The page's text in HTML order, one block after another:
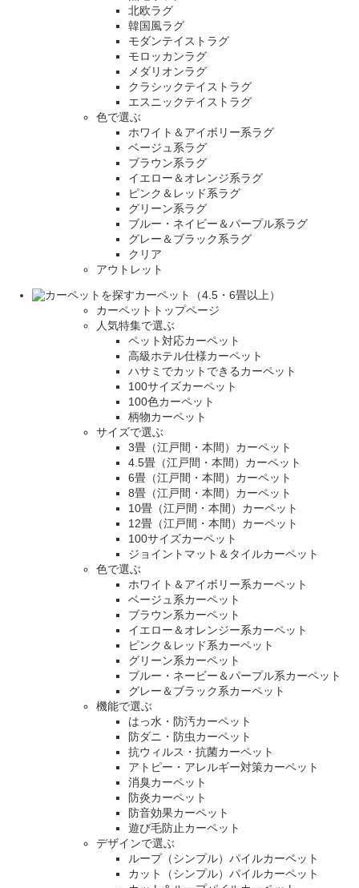
北欧ラグ
韓国風ラグ
モダンテイストラグ
モロッカンラグ
メダリオンラグ
クラシックテイストラグ
エスニックテイストラグ
色で選ぶ
ホワイト＆アイボリー系ラグ
ベージュ系ラグ
ブラウン系ラグ
イエロー＆オレンジ系ラグ
ピンク＆レッド系ラグ
グリーン系ラグ
ブルー・ネイビー＆パープル系ラグ
グレー＆ブラック系ラグ
クリア
アウトレット
カーペット（4.5・6畳以上）
カーペットトップページ
人気特集で選ぶ
ペット対応カーペット
高級ホテル仕様カーペット
ハサミでカットできるカーペット
100サイズカーペット
100色カーペット
柄物カーペット
サイズで選ぶ
3畳（江戸間・本間）カーペット
4.5畳（江戸間・本間）カーペット
6畳（江戸間・本間）カーペット
8畳（江戸間・本間）カーペット
10畳（江戸間・本間）カーペット
12畳（江戸間・本間）カーペット
100サイズカーペット
ジョイントマット＆タイルカーペット
色で選ぶ
ホワイト＆アイボリー系カーペット
ベージュ系カーペット
ブラウン系カーペット
イエロー＆オレンジー系カーペット
ピンク＆レッド系カーペット
グリーン系カーペット
ブルー・ネービー＆パープル系カーペット
グレー＆ブラック系カーペット
機能で選ぶ
はっ水・防汚カーペット
防ダニ・防虫カーペット
抗ウィルス・抗菌カーペット
アトピー・アレルギー対策カーペット
消臭カーペット
防炎カーペット
防音効果カーペット
遊び毛防止カーペット
デザインで選ぶ
ループ（シンプル）パイルカーペット
カット（シンプル）パイルカーペット